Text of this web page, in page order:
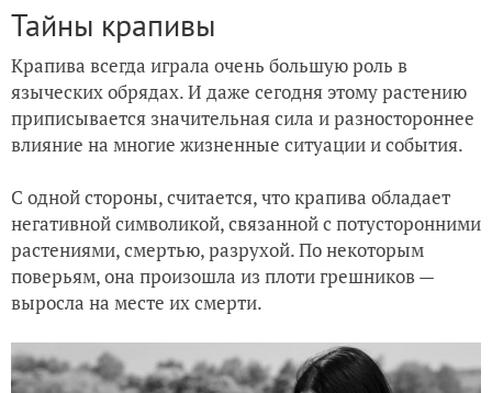
Тайны крапивы
Крапива всегда играла очень большую роль в
языческих обрядах. И даже сегодня этому растению
приписывается значительная сила и разностороннее
влияние на многие жизненные ситуации и события.
С одной стороны, считается, что крапива обладает
негативной символикой, связанной с потусторонними
растениями, смертью, разрухой. По некоторым
поверьям, она произошла из плоти грешников —
выросла на месте их смерти.